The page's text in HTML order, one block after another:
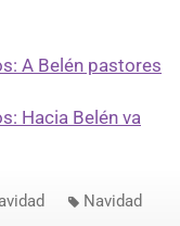
A Belén pastores
Hacia Belén va
Navidad